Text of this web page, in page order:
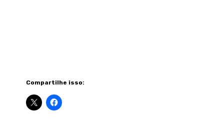
Compartilhe isso: